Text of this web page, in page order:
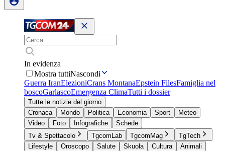
In evidenza
Mostra tuttiNascondi
Guerra IranElezioniCrans MontanaEpstein FilesFamiglia nel
boscoGarlascoEmergenza ClimaTutti i dossier
Tutte le notizie del giorno
Cronaca
Mondo Politica Economia Sport
Meteo
Video
Foto Infografiche
Schede
Tv & Spettacolo
TgcomLab TgcomMag
TgTech
Lifestyle
Oroscopo Salute Skuola Cultura
Animali